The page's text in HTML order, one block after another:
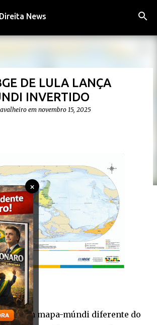
para o conteúdo principal
News
×
DE LULA LANÇA
INVERTIDO
em novembro 15, 2025
um mapa-múndi diferente do